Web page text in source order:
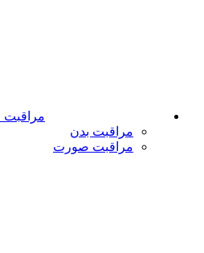
مراقبت از پوست
مراقبت بدن
مراقبت صورت